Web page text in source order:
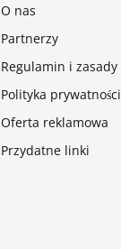
O nas
Partnerzy
Regulamin i zasady
Polityka prywatności
Oferta reklamowa
Przydatne linki